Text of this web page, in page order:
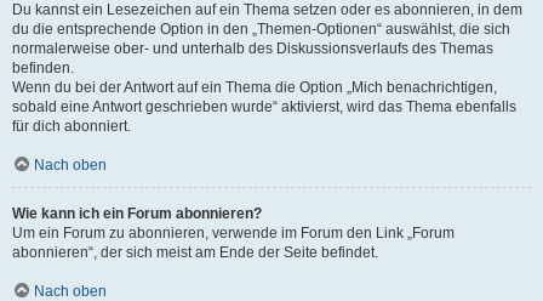
Du kannst ein Lesezeichen auf ein Thema setzen oder es abonnieren, in dem
du die entsprechende Option in den „Themen-Optionen“ auswählst, die sich
normalerweise ober- und unterhalb des Diskussionsverlaufs des Themas
befinden.
Wenn du bei der Antwort auf ein Thema die Option „Mich benachrichtigen,
sobald eine Antwort geschrieben wurde“ aktivierst, wird das Thema ebenfalls
für dich abonniert.
Nach oben
Wie kann ich ein Forum abonnieren?
Um ein Forum zu abonnieren, verwende im Forum den Link „Forum
abonnieren“, der sich meist am Ende der Seite befindet.
Nach oben